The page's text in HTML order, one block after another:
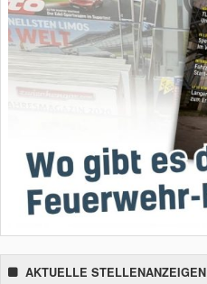
AKTUELLE STELLENANZEIGEN